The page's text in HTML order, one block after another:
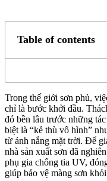
Table of contents
Trong thế giới sơn phủ,
chỉ là bước khởi đầu.
đó bền lâu trước những
biệt là “kẻ thù vô hình”
từ ánh nắng mặt trời. Để
nhà sản xuất sơn đã
phụ gia chống tia UV,
giúp bảo vệ màng sơn